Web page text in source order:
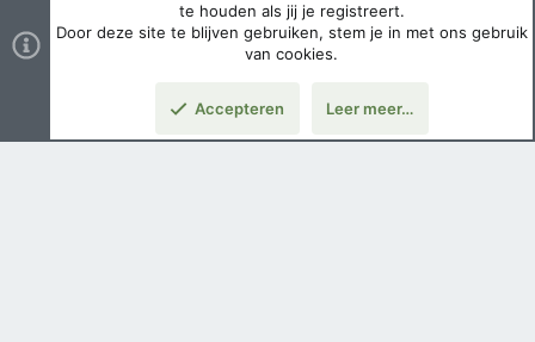
te houden als jij je registreert.
Door deze site te blijven gebruiken, stem je in met ons gebruik
van cookies.
Accepteren Leer meer…